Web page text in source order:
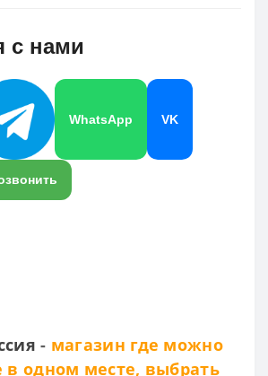
с нами
WhatsApp VK
- магазин где можно
в одном месте, выбрать